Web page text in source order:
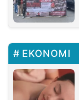
EKONOMI